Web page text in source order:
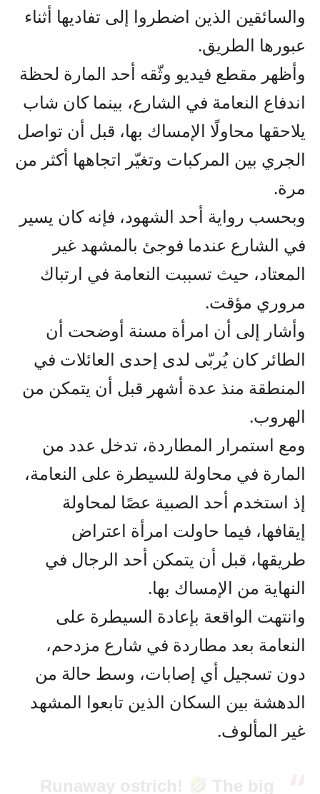
والسائقين الذين اضطروا إلى تفاديها أثناء
عبورها الطريق.
وأظهر مقطع فيديو وثّقه أحد المارة لحظة
اندفاع النعامة في الشارع، بينما كان شاب
يلاحقها محاولًا الإمساك بها، قبل أن تواصل
الجري بين المركبات وتغيّر اتجاهها أكثر من
مرة.
وبحسب رواية أحد الشهود، فإنه كان يسير
في الشارع عندما فوجئ بالمشهد غير
المعتاد، حيث تسببت النعامة في ارتباك
مروري مؤقت.
وأشار إلى أن امرأة مسنة أوضحت أن
الطائر كان يُربّى لدى إحدى العائلات في
المنطقة منذ عدة أشهر قبل أن يتمكن من
الهروب.
ومع استمرار المطاردة، تدخل عدد من
المارة في محاولة للسيطرة على النعامة،
إذ استخدم أحد الصبية عصًا لمحاولة
إيقافها، فيما حاولت امرأة اعتراض
طريقها، قبل أن يتمكن أحد الرجال في
النهاية من الإمساك بها.
وانتهت الواقعة بإعادة السيطرة على
النعامة بعد مطاردة في شارع مزدحم،
دون تسجيل أي إصابات، وسط حالة من
الدهشة بين السكان الذين تابعوا المشهد
غير المألوف.